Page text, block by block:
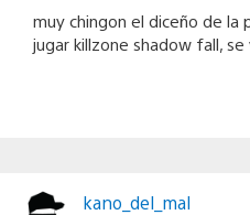
muy chingon el diceño de la
jugar killzone shadow fall,
kano_del_mal